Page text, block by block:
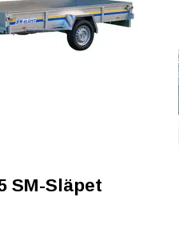
SM-Släpet